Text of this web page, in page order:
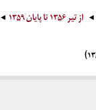
از تیر ۱۳۵۶ تا پایان ۱۳۵۹